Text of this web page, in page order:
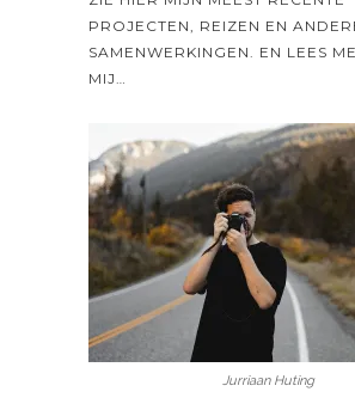
PROJECTEN, REIZEN EN
SAMENWERKINGEN. EN LEES
MIJ…
Jurriaan Huting